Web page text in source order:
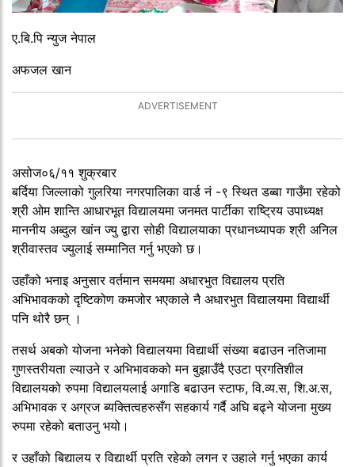
ए.बि.पि न्युज नेपाल
अफजल खान
असोज०६/११ शुक्रबार
बर्दिया जिल्लाको गुलरिया नगरपालिका वार्ड नं -९ स्थित डब्बा गाउँमा रहेको
श्री ओम शान्ति आधारभूत विद्यालयमा जनमत पार्टीका राष्ट्रिय उपाध्यक्ष
माननीय अब्दुल खांन ज्यु द्वारा सोही विद्यालयाका प्रधानध्यापक श्री अनिल
श्रीवास्तव ज्युलाई सम्मानित गर्नु भएको छ।
उहाँको भनाइ अनुसार वर्तमान समयमा अधारभुत विद्यालय प्रति
अभिभावकको दृष्टिकोण कमजोर भएकाले नै अधारभुत विद्यालयमा विद्यार्थी
पनि थोरै छन् ।
तसर्थ अबको योजना भनेको विद्यालयमा विद्यार्थी संख्या बढाउन नतिजामा
गुणस्तरीयता ल्याउने र अभिभावकको मन बुझाउँदै एउटा प्रगतिशील
विद्यालयको रुपमा विद्यालयलाई अगाडि बढाउन स्टाफ, वि.व्य.स, शि.अ.स,
अभिभावक र अग्रज ब्यक्तित्वहरुसँग सहकार्य गर्दै अघि बढ्ने योजना मुख्य
रुपमा रहेको बताउनु भयो।
र उहाँको बिद्यालय र विद्यार्थी प्रति रहेको लगन र उहाले गर्नु भएका कार्य